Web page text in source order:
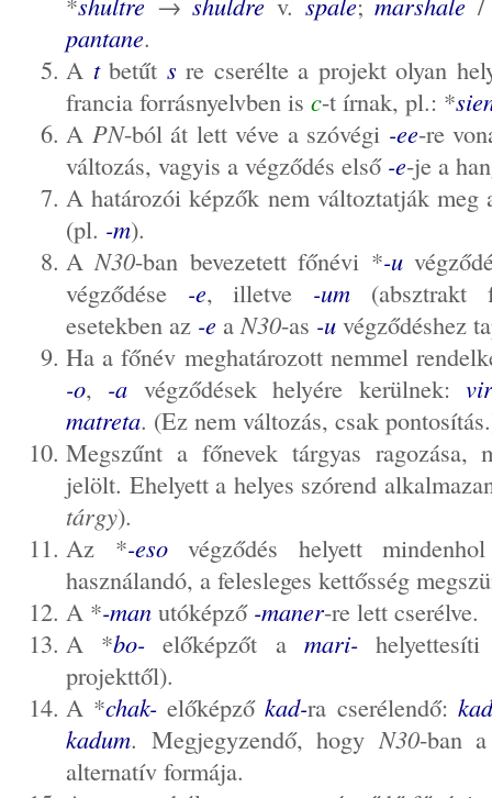
pantane.
A tbetűt s re cserélte a projekt olyan
francia forrásnyelvben is c-t írnak, pl.: *
A PN-ból át lett véve a szóvégi -ee-re
változás, vagyis a végződés első -e-je a
A határozói képzők nem változtatják meg
(pl. -m).
A N30-ban bevezetett főnévi *-u
végződése -e, illetve -um (absztrakt
esetekben az -e a N30-as -u végződéshez
Ha a főnév meghatározott nemmel
-o, -a végződések helyére kerülnek:
matreta. (Ez nem változás, csak
Megszűnt a főnevek tárgyas
jelölt. Ehelyett a helyes szórend
tárgy).
Az *-esovégződés helyett
használandó, a felesleges kettősség
A *-man utóképző -maner-re lett cserélve.
A *bo- előképzőt a mari-
projekttől).
A *chak- előképzőkad-ra cserélendő:
kadum. Megjegyzendő, hogy N30-ban
alternatív formája.